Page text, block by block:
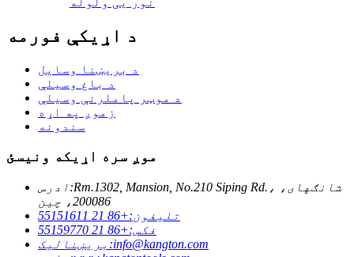
د اړیکې فورمه
د بریښنا وسایل
د باغ وسیلې
د موټر پاملرنې وسیلې
زموږ په اړه
سندونه
موږ سره اړیکه ونیسئ
ادرس:Rm.1302, Mansion, No.210 Siping Rd.، شانګهای،
200086، چین
تلیفون:+86 21 55151611
فکس:+86 21 55159770
بریښنالیک:info@kangton.com